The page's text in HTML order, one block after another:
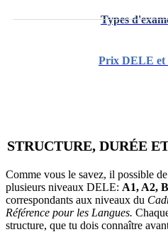
Types
Prix DELE et
STRUCTURE, DURÉE
Comme vous le savez, il possible
plusieurs niveaux DELE: A1, A2,
correspondants aux niveaux du
Référence pour les Langues.
structure, que tu dois connaître